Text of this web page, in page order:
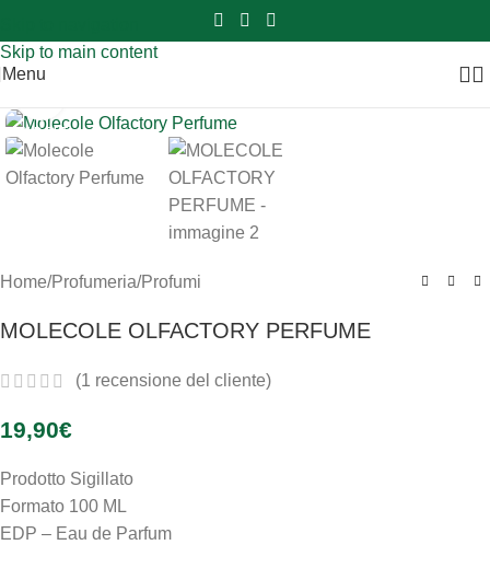
Skip to main content
Sei hai domande contattaci 📲3341056025 - 3886572748
Menu
SOLD OUT
Home/Profumeria/Profumi
MOLECOLE OLFACTORY PERFUME
(1 recensione del cliente)
19,90€
Prodotto Sigillato
Formato 100 ML
EDP – Eau de Parfum